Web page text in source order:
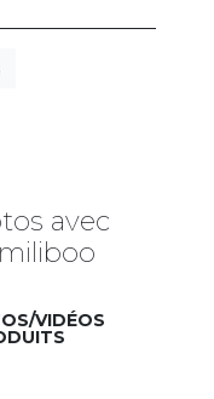
avec
VIDÉOS